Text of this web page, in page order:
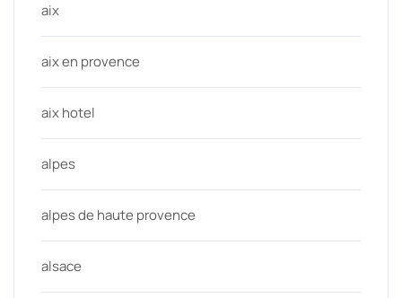
aix
aix en provence
aix hotel
alpes
alpes de haute provence
alsace